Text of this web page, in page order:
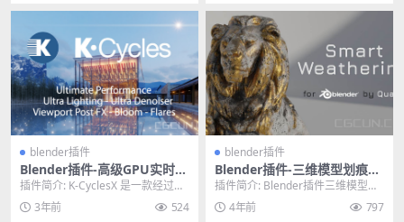
blender插件
Blender插件-高级GPU实时渲
染器 K-Cycles 3.51 Win
插件简介: K-CyclesX 是一款经过高
度优化的自定义构建，融合了 Cyc
l... 3年前 524
blender插件
Blender插件-三维模型划痕污
垢做旧插件 Smart Weatheri
ng v2.0.0
插件简介: Blender插件三维模型划
痕污垢做旧插件 Smart Weathe...
4年前 797